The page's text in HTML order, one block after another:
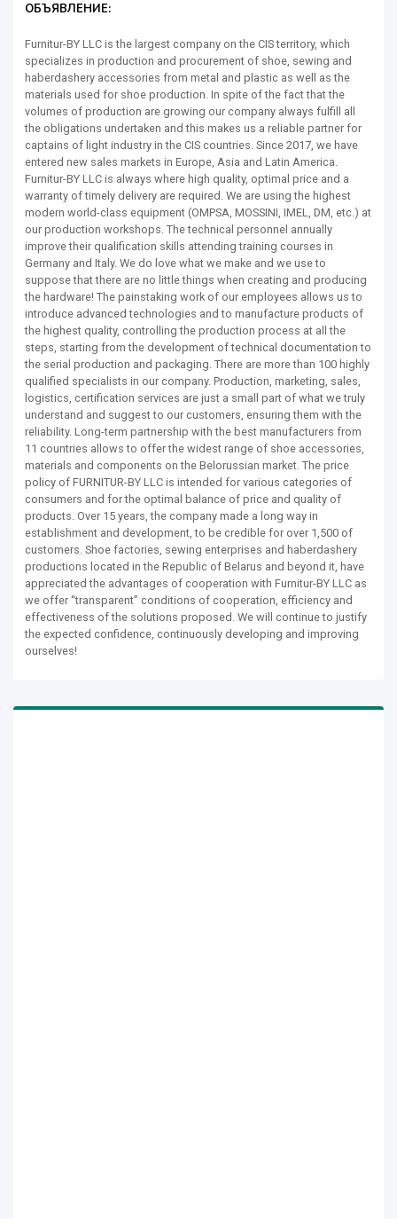
ОБЪЯВЛЕНИЕ:
Furnitur-BY LLC is the largest company on the CIS territory, which
specializes in production and procurement of shoe, sewing and
haberdashery accessories from metal and plastic as well as the
materials used for shoe production. In spite of the fact that the
volumes of production are growing our company always fulfill all
the obligations undertaken and this makes us a reliable partner for
captains of light industry in the CIS countries. Since 2017, we have
entered new sales markets in Europe, Asia and Latin America.
Furnitur-BY LLC is always where high quality, optimal price and a
warranty of timely delivery are required. We are using the highest
modern world-class equipment (OMPSA, MOSSINI, IMEL, DM, etc.) at
our production workshops. The technical personnel annually
improve their qualification skills attending training courses in
Germany and Italy. We do love what we make and we use to
suppose that there are no little things when creating and producing
the hardware! The painstaking work of our employees allows us to
introduce advanced technologies and to manufacture products of
the highest quality, controlling the production process at all the
steps, starting from the development of technical documentation to
the serial production and packaging. There are more than 100 highly
qualified specialists in our company. Production, marketing, sales,
logistics, certification services are just a small part of what we truly
understand and suggest to our customers, ensuring them with the
reliability. Long-term partnership with the best manufacturers from
11 countries allows to offer the widest range of shoe accessories,
materials and components on the Belorussian market. The price
policy of FURNITUR-BY LLC is intended for various categories of
consumers and for the optimal balance of price and quality of
products. Over 15 years, the company made a long way in
establishment and development, to be credible for over 1,500 of
customers. Shoe factories, sewing enterprises and haberdashery
productions located in the Republic of Belarus and beyond it, have
appreciated the advantages of cooperation with Furnitur-BY LLC as
we offer “transparent” conditions of cooperation, efficiency and
effectiveness of the solutions proposed. We will continue to justify
the expected confidence, continuously developing and improving
ourselves!